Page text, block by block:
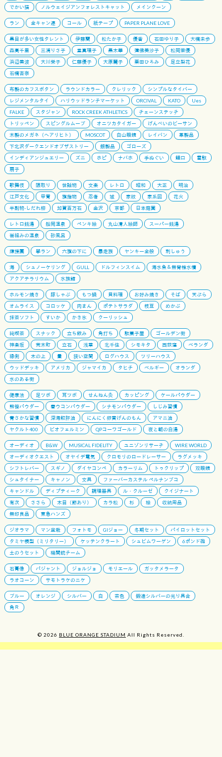
でかい猫
ノルウェイジアンフォレストキャット メインクーン
ラン 全キャン連 コール 紙テープ PAPER PLANE LOVE
黒目が多い女性タレント 伊藤蘭 松たか子 優香 石田ゆり子
大橋未歩
森高千里
三浦りさ子 堂真理子 黒木華 蓮佛美沙子
松岡茉優
浜辺美波
大川栄子 仁藤優子 大原麗子 栗田ひろみ
足立梨花
石橋杏奈
布製のカフスボタン ラウンドカラー クレリック
シンプルなタイバー
レジメンタルタイ
ハリウッドランチマーケット ORCIVAL KATO
Ues
FALKE
スタジャン ROCK CREEK ATHLETICS
チェーンステッチ
トリッペン
スピングルムーブ オニツカタイガー
げんべいのビーサン
木製のメガネ（ヘアリヒト）
MOSCOT 白山眼鏡 レイバン
革製品
下北沢ダークエンドオブザストリー
銀製品
ゴローズ
インディアンジュエリー
ズニ ホピ ナバホ 手ぬぐい 鯉口
雪駄
扇子
歌舞伎 隈取り 世話物 文楽 レトロ 昭和 大正
明治
江戸文化
甲冑 旗指物 忍者 城 家紋 家系図
花火
半割物-しだれ柳
加賀百万石 金沢 京都 日本庭園
レトロ銭湯 船岡温泉 ペンキ絵 丸山清人絵師
スーパー銭湯
岩組みの温泉
砂風呂
應援團 學ラン 六旗の下に 暴走族 ヤンキー全般 刺しゅう
海 シュノーケリング GULL ドルフィンスイム
海水魚＆無脊椎水槽
アクアテラリウム
水族館
ホルモン焼き 豚しゃぶ もつ鍋 貝料理 お好み焼き そば
天ぷら
オムライス
コロッケ 肉まん ポテトサラダ 枝豆
めかぶ
抹茶ソフト
すいか かき氷 クーリッシュ
純喫茶 スナック 立ち飲み 角打ち 駄菓子屋
ゴールデン街
神楽坂
荒木町 立石 浅草 北千住 シモキタ 西荻窪
ベランダ
縁側
木の上 畳 狭い空間 ログハウス
ツリーハウス
ウッドデッキ
アメリカ ジャマイカ タヒチ ベルギー
オランダ
水のある街
健康法 足ツボ 耳ツボ せんねん灸 カッピング
ケールパウダー
熊笹パウダー
春ウコンパウダー シナモンパウダー
しじみ習慣
青さかな習慣
深海鮫肝油 にんにく卵黄げんのもん
アマニ油
ヤクルト400
ビオフェルミン QPコーワゴールド 夜と朝の白湯
オーディオ B&W MUSICAL FIDELITY ユニゾンリサーチ
WIRE WORLD
オーディオクエスト
オヤイデ電気 クロモリのロードレーサー
ラグメッキ
シフトレバー
スギノ ダイヤコンペ カラーリム トゥクリップ
双眼鏡
シュタイナー
キャノン 文具
ファーバーカステル ペルナンブコ
キャンドル
ディプティーク 調理器具 ル・クルーゼ
クイジナート
有次
ささら 木目（節あり） カラ松 杉 桧
収納用品
無印良品
東急ハンズ
ジオラマ マン盆栽 フォトモ GIジョー 冬期セット
パイロットセット
タミヤ模型（ミリタリー）
ケッテンクラート シュビムワーゲン
6ポンド砲
土のうセット
機関銃チーム
石膏像 パジャント ジョルジョ モリエール
ガッタメラータ
ラオコーン
サモトラケのニケ
ブルー オレンジ シルバー 白 茶色
鍛造シルバーの光り具合
角Ｒ
© 2026 BLUE ORANGE STADIUM All Rights Reserved.